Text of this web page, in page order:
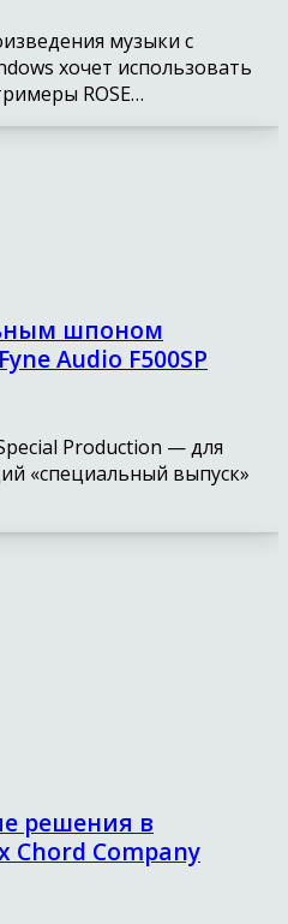
музыки с
хочет использовать
ROSE…
шпоном
Audio F500SP
Production — для
«специальный выпуск»
решения в
Chord Company